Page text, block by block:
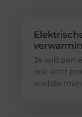
Je wilt een
ook echt
snelste